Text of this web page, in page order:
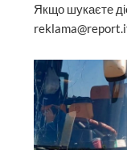
Якщо шукаєте